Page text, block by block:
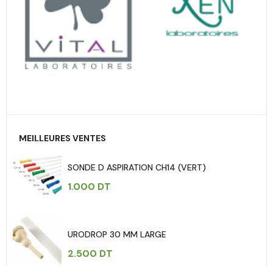
MEILLEURES VENTES
SONDE D ASPIRATION CH14 (VERT)
1.000 DT
URODROP 30 MM LARGE
2.500 DT